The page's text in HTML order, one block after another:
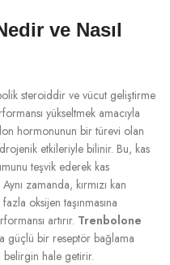
ve Nasıl
steroiddir ve vücut geliştirme
yükseltmek amacıyla
hormonunun bir türevi olan
etkileriyle bilinir. Bu, kas
teşvik ederek kas
zamanda, kırmızı kan
oksijen taşınmasına
artırır. Trenbolone
güçlü bir reseptör bağlama
belirgin hale getirir.